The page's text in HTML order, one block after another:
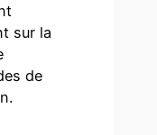
sur la
de